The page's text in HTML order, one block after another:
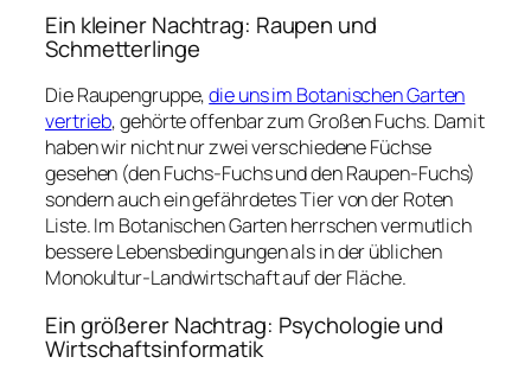
Ein kleiner Nachtrag: Raupen und
Schmetterlinge
Die Raupengruppe,die uns im Botanischen Garten
vertrieb, gehörte offenbar zum Großen Fuchs. Damit
haben wir nicht nur zwei verschiedene Füchse
gesehen (den Fuchs-Fuchs und den Raupen-Fuchs)
sondern auch eingefährdetesTier von der Roten
Liste. Im Botanischen Garten herrschen vermutlich
bessere Lebensbedingungen als in der üblichen
Monokultur-Landwirtschaft auf der Fläche.
Ein größerer Nachtrag: Psychologie und
Wirtschaftsinformatik